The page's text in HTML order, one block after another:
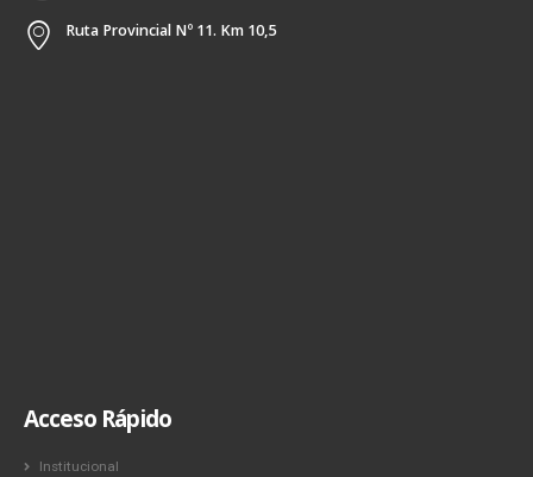
Ruta Provincial Nº 11. Km 10,5
Acceso Rápido
Institucional